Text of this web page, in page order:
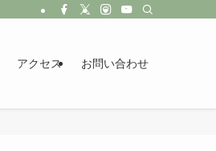
アクセス お問い合わせ